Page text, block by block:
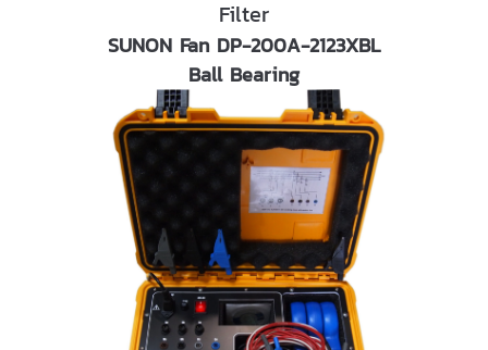
Filter
SUNON Fan DP-200A-2123XBL
Ball Bearing